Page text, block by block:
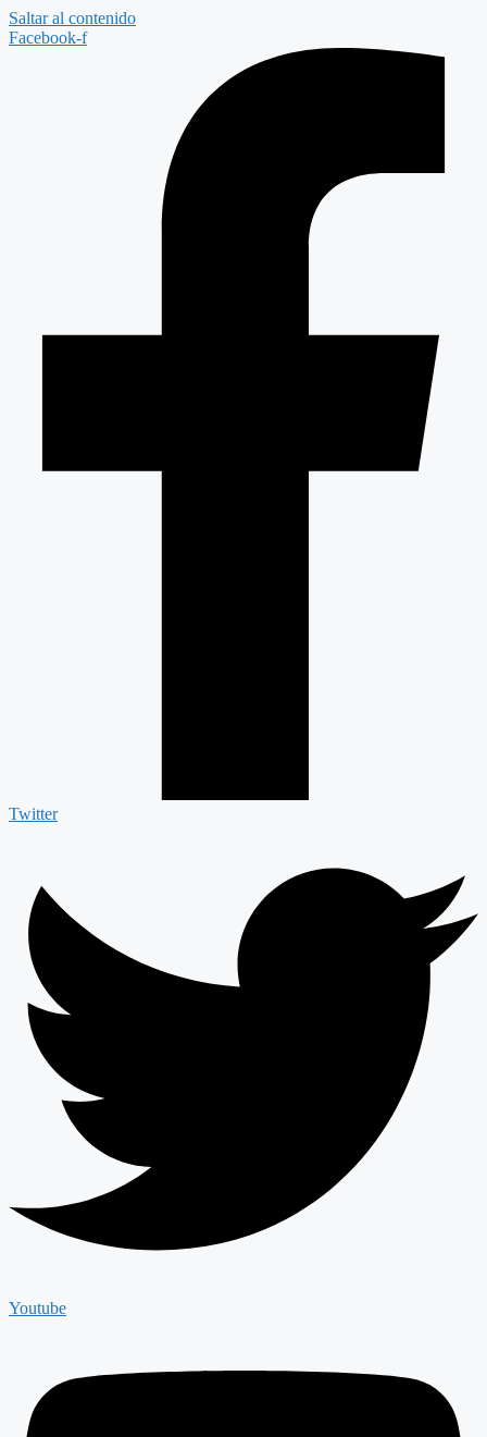
Saltar al contenido
Facebook-f
Twitter
Youtube